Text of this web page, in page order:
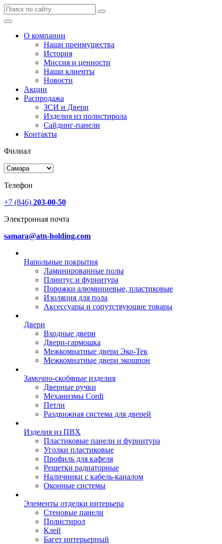
О компании
Наши преимущества
История
Миссия и ценности
Наши клиенты
Новости
Акции
Распродажа
ЗСИ и Двери
Изделия из полистирола
Сайдинг-панели
Контакты
Филиал
Телефон
+7 (846) 203-00-50
Электронная почта
samara@atn-holding.com
Напольные покрытия
Ламинированные полы
Плинтус и фурнитура
Порожки алюминиевые, пластиковые
Изоляция для пола
Аксессуары и сопутствующие товары
Двери
Входные двери
Двери-гармошка
Межкомнатные двери Эко-Тек
Межкомнатные двери экошпон
Замочно-скобяные изделия
Дверные ручки
Механизмы Cordi
Петли
Раздвижная система для дверей
Изделия из ПВХ
Пластиковые панели и фурнитура
Уголки пластиковые
Профиль для кафеля
Решетки радиаторные
Наличники с кабель-каналом
Оконные системы
Элементы отделки интерьера
Стеновые панели
Полистирол
Клей
Багет интерьерный